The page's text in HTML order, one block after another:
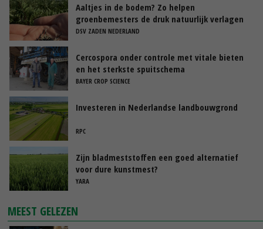
Aaltjes in de bodem? Zo helpen
groenbemesters de druk natuurlijk verlagen
DSV ZADEN NEDERLAND
Cercospora onder controle met vitale bieten
en het sterkste spuitschema
BAYER CROP SCIENCE
Investeren in Nederlandse landbouwgrond
RPC
Zijn bladmeststoffen een goed alternatief
voor dure kunstmest?
YARA
MEEST GELEZEN